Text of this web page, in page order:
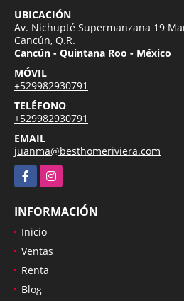
UBICACIÓN
Av. Nichupté Supermanzana 19
Cancún, Q.R.
Cancún - Quintana Roo - México
MÓVIL
+529982930791
TELÉFONO
+529982930791
EMAIL
juanma@besthomeriviera.com
FacebookInstagram
INFORMACIÓN
Inicio
Ventas
Renta
Blog